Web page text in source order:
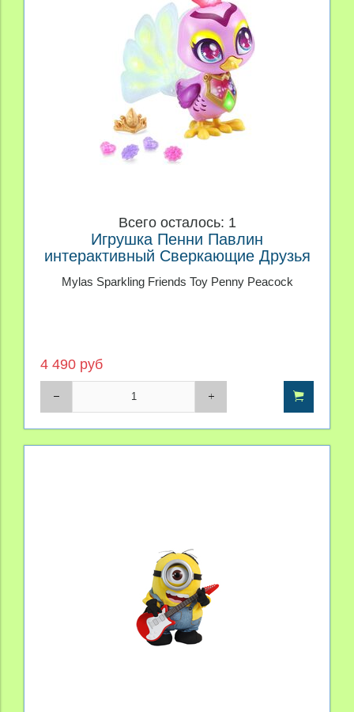
Всего осталось: 1
Игрушка Пенни Павлин
интерактивный Сверкающие Друзья
Mylas Sparkling Friends Toy Penny Peacock
4 490 руб